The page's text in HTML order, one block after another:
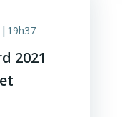
| 19h37
2021